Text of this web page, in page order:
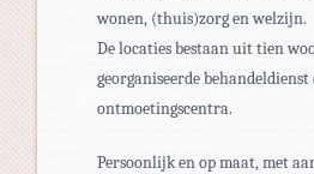
wonen, (thuis)zorg en welzijn.
De locaties bestaan uit tien
georganiseerde
ontmoetingscentra.
Persoonlijk en op maat, met